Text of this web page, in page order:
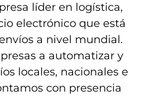
líder en logística,
electrónico que está
a nivel mundial.
a automatizar y
locales, nacionales e
con presencia